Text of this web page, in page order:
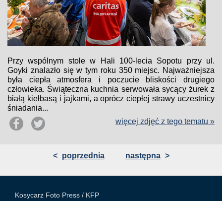
Przy wspólnym stole w Hali 100-lecia Sopotu przy ul.
Goyki znalazło się w tym roku 350 miejsc. Najważniejsza
była ciepła atmosfera i poczucie bliskości drugiego
człowieka. Świąteczna kuchnia serwowała sycący żurek z
białą kiełbasą i jajkami, a oprócz ciepłej strawy uczestnicy
śniadania...
więcej zdjęć z tego tematu »
< poprzednia następna >
Kosycarz Foto Press / KFP